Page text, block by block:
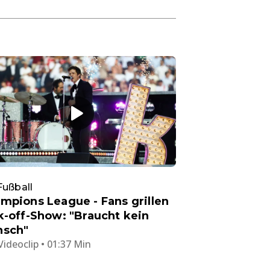
League - Fans grillen
off-Show: "Braucht kein
• 01:37 Min